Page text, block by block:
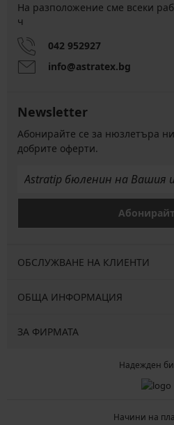
На разположение сме всеки
ч
042 952927
info@astratex.bg
Newsletter
Абонирайте се за нюзлетъра
добрите оферти.
ОБСЛУЖВАНЕ НА КЛИЕНТИ
ОБЩА ИНФОРМАЦИЯ
ЗА ФИРМАТА
Надежден
Начини на